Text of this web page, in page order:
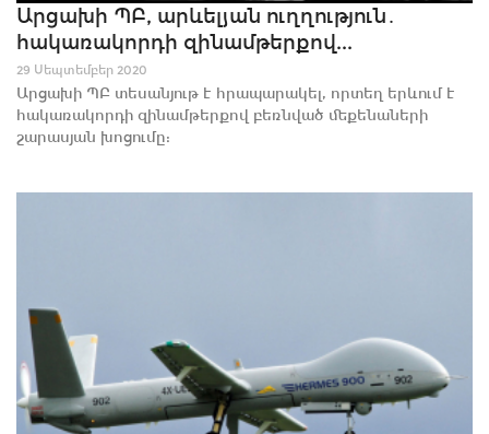
Արցախի ՊԲ, արևելյան ուղղություն․
հակառակորդի զինամթերքով...
29 Սեպտեմբեր 2020
Արցախի ՊԲ տեսանյութ է հրապարակել, որտեղ երևում է
հակառակորդի զինամթերքով բեռնված մեքենաների
շարասյան խոցումը: